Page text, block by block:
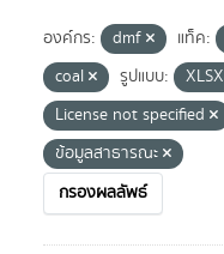
องค์กร: dmf แท็ค:
coal
รูปแบบ: XLSX
License not specified
ข้อมูลสาธารณะ
กรองผลลัพธ์